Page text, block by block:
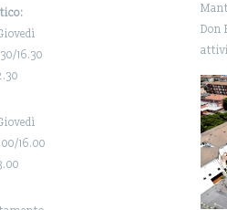
16.30
16.00
Don